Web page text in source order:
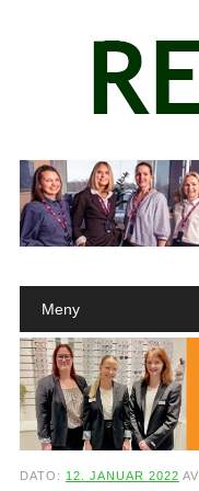
Main menu
Meny
DATO: 12. JANUAR 2022 AV